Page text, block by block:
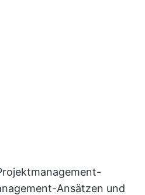
Ansätzen und